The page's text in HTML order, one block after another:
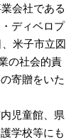
会社である
ディベロプ
米子市立図
の社会的責
寄贈をいた
児童館、県
学校等にも